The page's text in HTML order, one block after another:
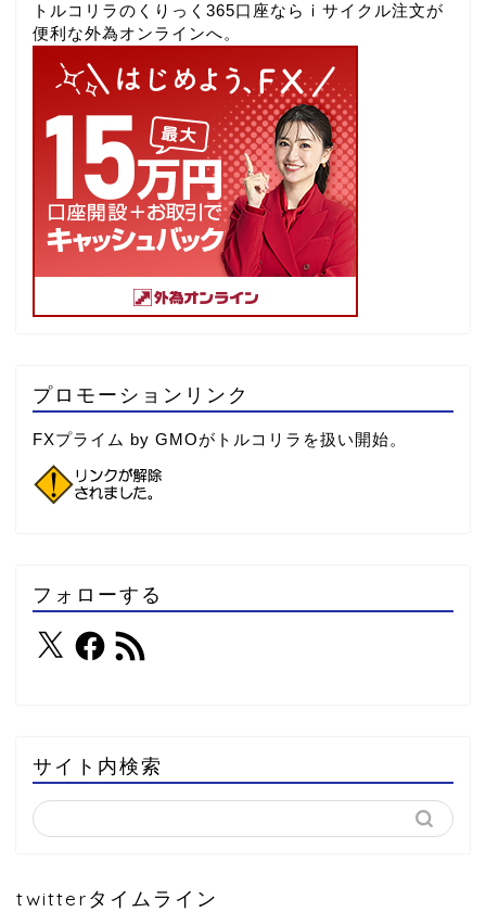
トルコリラのくりっく365口座ならⅰサイクル注文が
便利な外為オンラインへ。
プロモーションリンク
FXプライム by GMOがトルコリラを扱い開始。
フォローする
サイト内検索
twitterタイムライン